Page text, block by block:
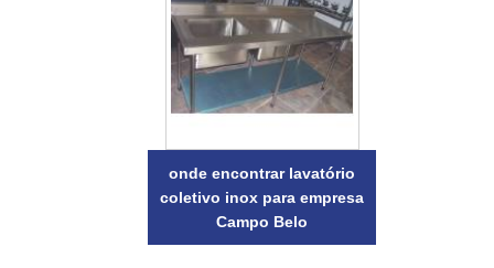
onde encontrar lavatório
coletivo inox para empresa
Campo Belo